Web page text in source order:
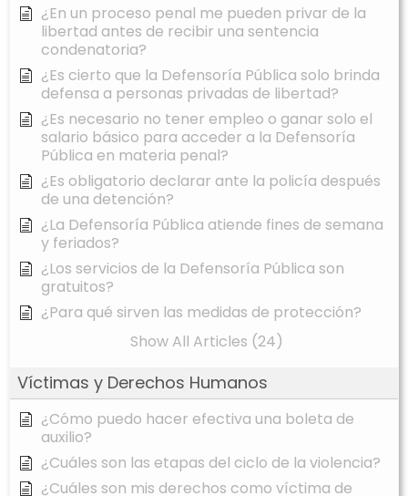
¿En un proceso penal me pueden privar de la
libertad antes de recibir una sentencia
condenatoria?
¿Es cierto que la Defensoría Pública solo brinda
defensa a personas privadas de libertad?
¿Es necesario no tener empleo o ganar solo el
salario básico para acceder a la Defensoría
Pública en materia penal?
¿Es obligatorio declarar ante la policía después
de una detención?
¿La Defensoría Pública atiende fines de semana
y feriados?
¿Los servicios de la Defensoría Pública son
gratuitos?
¿Para qué sirven las medidas de protección?
Show All Articles (24)
Víctimas y Derechos Humanos
¿Cómo puedo hacer efectiva una boleta de
auxilio?
¿Cuáles son las etapas del ciclo de la violencia?
¿Cuáles son mis derechos como víctima de